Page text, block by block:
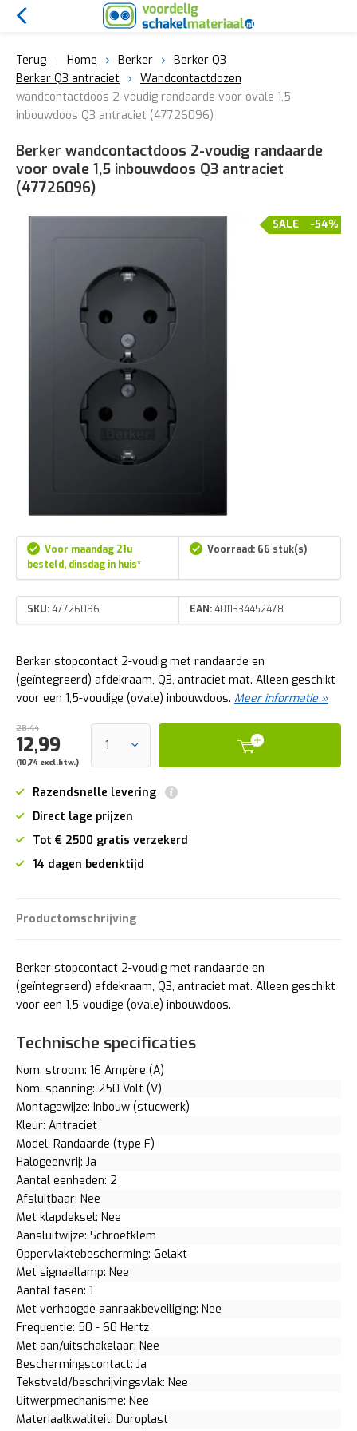
Terug Home Berker
Berker Q3
Berker Q3 antraciet
Wandcontactdozen
wandcontactdoos 2-voudig randaarde voor ovale 1,5
inbouwdoos Q3 antraciet (47726096)
Berker wandcontactdoos 2-voudig randaarde
voor ovale 1,5 inbouwdoos Q3 antraciet
(47726096)
-54%
SALE
Voor maandag 21u
besteld, dinsdag in huis*
Voorraad: 66 stuk(s)
SKU:47726096 EAN:4011334452478
Berker stopcontact 2-voudig met randaarde en
(geïntegreerd) afdekraam, Q3, antraciet mat. Alleen geschikt
voor een 1,5-voudige (ovale) inbouwdoos. Meer informatie »
28,44
12,99
(10,74 excl.btw.)
Razendsnelle levering
Direct lage prijzen
Tot € 2500 gratis verzekerd
14 dagen bedenktijd
Productomschrijving
Berker stopcontact 2-voudig met randaarde en
(geïntegreerd) afdekraam, Q3, antraciet mat. Alleen geschikt
voor een 1,5-voudige (ovale) inbouwdoos.
Technische specificaties
Nom. stroom: 16 Ampère (A)
Nom. spanning: 250 Volt (V)
Montagewijze: Inbouw (stucwerk)
Kleur: Antraciet
Model: Randaarde (type F)
Halogeenvrij: Ja
Aantal eenheden: 2
Afsluitbaar: Nee
Met klapdeksel: Nee
Aansluitwijze: Schroefklem
Oppervlaktebescherming: Gelakt
Met signaallamp: Nee
Aantal fasen: 1
Met verhoogde aanraakbeveiliging: Nee
Frequentie: 50 - 60 Hertz
Met aan/uitschakelaar: Nee
Beschermingscontact: Ja
Tekstveld/beschrijvingsvlak: Nee
Uitwerpmechanisme: Nee
Materiaalkwaliteit: Duroplast